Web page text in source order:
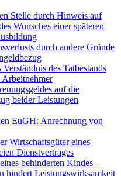
Stelle durch Hinweis auf
Wunsches einer späteren
durch andere Gründe
des Tatbestands
auf die
beider Leistungen
EuGH: Anrechnung von
Wirtschaftsgüter eines
Dienstvertrages
behinderten Kindes –
hindert Leistungswirksamkeit